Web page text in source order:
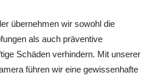
übernehmen wir sowohl die
als auch präventive
Schäden verhindern. Mit unserer
führen wir eine gewissenhafte